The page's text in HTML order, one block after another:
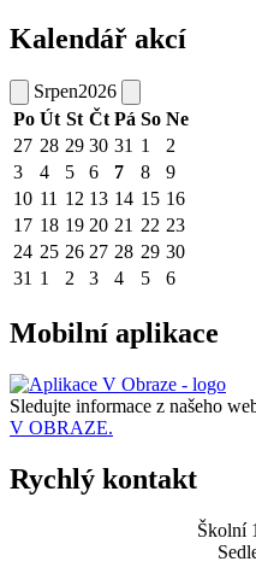
Kalendář akcí
Srpen2026
Po Út St Čt Pá So Ne
27 28 29 30 31 1
2
3
4 5 6 7 8
9
10 11 12 13 14 15 16
17 18 19 20 21 22 23
24 25 26 27 28 29 30
31 1 2 3 4 5 6
Mobilní aplikace
Sledujte informace z našeho
V OBRAZE.
Rychlý kontakt
Školní